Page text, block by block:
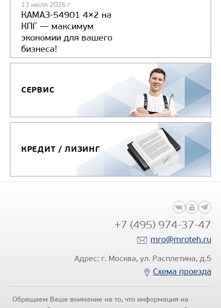
13 июля 2026 г.
КАМАЗ-54901 4×2 на
КПГ — максимум
экономии для вашего
бизнеса!
СЕРВИС
КРЕДИТ / ЛИЗИНГ
+7 (495) 974-37-47
mro@mroteh.ru
Адрес: г. Москва, ул. Расплетина, д.5
Схема проезда
Обращаем Ваше внимание на то, что информация на